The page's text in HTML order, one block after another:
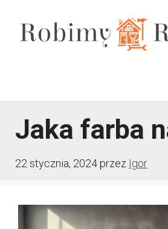
Jaka farba
22 stycznia, 2024przez Igor